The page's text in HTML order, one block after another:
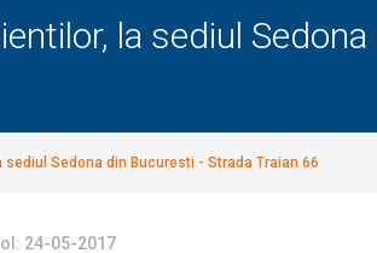
la sediul
Sedona din Bucuresti - Strada Traian 66
24-05-2017